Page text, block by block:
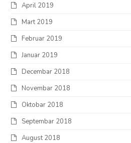
April 2019
Mart 2019
Februar 2019
Januar 2019
Decembar 2018
Novembar 2018
Oktobar 2018
Septembar 2018
August 2018